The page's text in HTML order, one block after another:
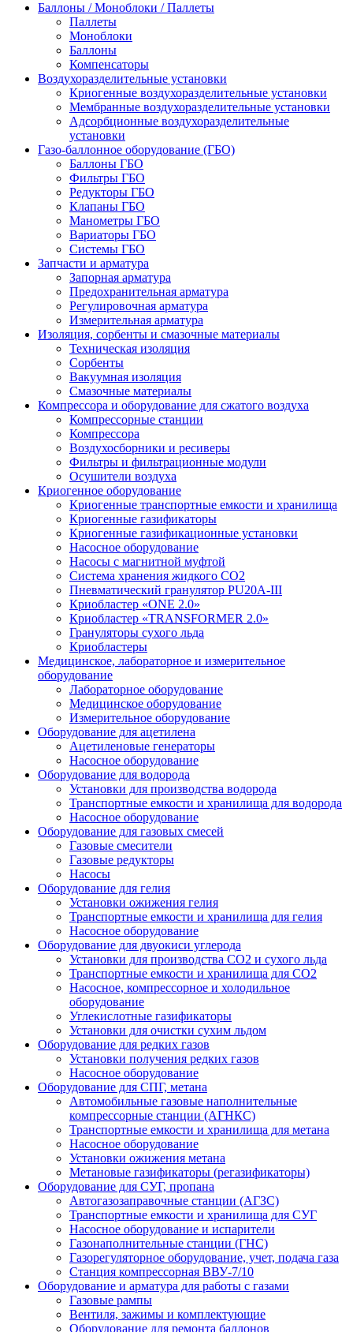
Баллоны / Моноблоки / Паллеты
Паллеты
Моноблоки
Баллоны
Компенсаторы
Воздухоразделительные установки
Криогенные воздухоразделительные установки
Мембранные воздухоразделительные установки
Адсорбционные воздухоразделительные
установки
Газо-баллонное оборудование (ГБО)
Баллоны ГБО
Фильтры ГБО
Редукторы ГБО
Клапаны ГБО
Манометры ГБО
Вариаторы ГБО
Системы ГБО
Запчасти и арматура
Запорная арматура
Предохранительная арматура
Регулировочная арматура
Измерительная арматура
Изоляция, сорбенты и смазочные материалы
Техническая изоляция
Сорбенты
Вакуумная изоляция
Смазочные материалы
Компрессора и оборудование для сжатого воздуха
Компрессорные станции
Компрессора
Воздухосборники и ресиверы
Фильтры и фильтрационные модули
Осушители воздуха
Криогенное оборудование
Криогенные транспортные емкости и хранилища
Криогенные газификаторы
Криогенные газификационные установки
Насосное оборудование
Насосы с магнитной муфтой
Система хранения жидкого CO2
Пневматический гранулятор PU20A-III
Криобластер «ONE 2.0»
Криобластер «TRANSFORMER 2.0»
Грануляторы сухого льда
Криобластеры
Медицинское, лабораторное и измерительное
оборудование
Лабораторное оборудование
Медицинское оборудование
Измерительное оборудование
Оборудование для ацетилена
Ацетиленовые генераторы
Насосное оборудование
Оборудование для водорода
Установки для производства водорода
Транспортные емкости и хранилища для водорода
Насосное оборудование
Оборудование для газовых смесей
Газовые смесители
Газовые редукторы
Насосы
Оборудование для гелия
Установки ожижения гелия
Транспортные емкости и хранилища для гелия
Насосное оборудование
Оборудование для двуокиси углерода
Установки для производства СО2 и сухого льда
Транспортные емкости и хранилища для CO2
Насосное, компрессорное и холодильное
оборудование
Углекислотные газификаторы
Установки для очистки сухим льдом
Оборудование для редких газов
Установки получения редких газов
Насосное оборудование
Оборудование для СПГ, метана
Автомобильные газовые наполнительные
компрессорные станции (АГНКС)
Транспортные емкости и хранилища для метана
Насосное оборудование
Установки ожижения метана
Метановые газификаторы (регазификаторы)
Оборудование для СУГ, пропана
Автогазозаправочные станции (АГЗС)
Транспортные емкости и хранилища для СУГ
Насосное оборудование и испарители
Газонаполнительные станции (ГНС)
Газорегуляторное оборудование, учет, подача газа
Станция компрессорная ВВУ-7/10
Оборудование и арматура для работы с газами
Газовые рампы
Вентиля, зажимы и комплектующие
Оборудование для ремонта баллонов